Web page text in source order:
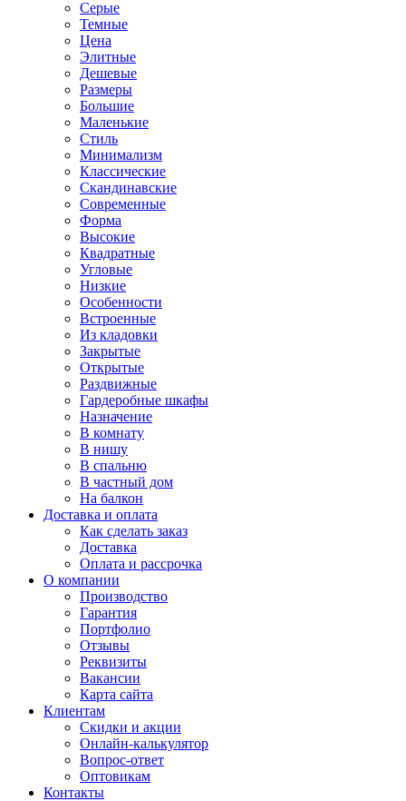
Серые
Темные
Цена
Элитные
Дешевые
Размеры
Большие
Маленькие
Стиль
Минимализм
Классические
Скандинавские
Современные
Форма
Высокие
Квадратные
Угловые
Низкие
Особенности
Встроенные
Из кладовки
Закрытые
Открытые
Раздвижные
Гардеробные шкафы
Назначение
В комнату
В нишу
В спальню
В частный дом
На балкон
Доставка и оплата
Как сделать заказ
Доставка
Оплата и рассрочка
О компании
Производство
Гарантия
Портфолио
Отзывы
Реквизиты
Вакансии
Карта сайта
Клиентам
Скидки и акции
Онлайн-калькулятор
Вопрос-ответ
Оптовикам
Контакты